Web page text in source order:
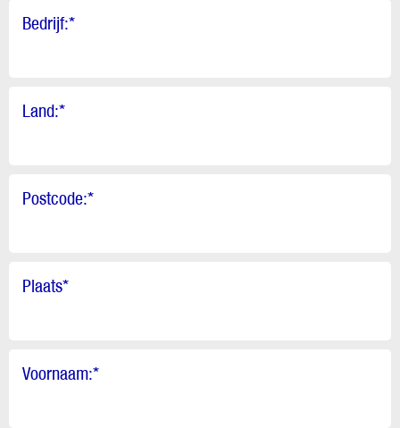
Bedrijf:*
Land:*
Postcode:*
Plaats*
Voornaam:*